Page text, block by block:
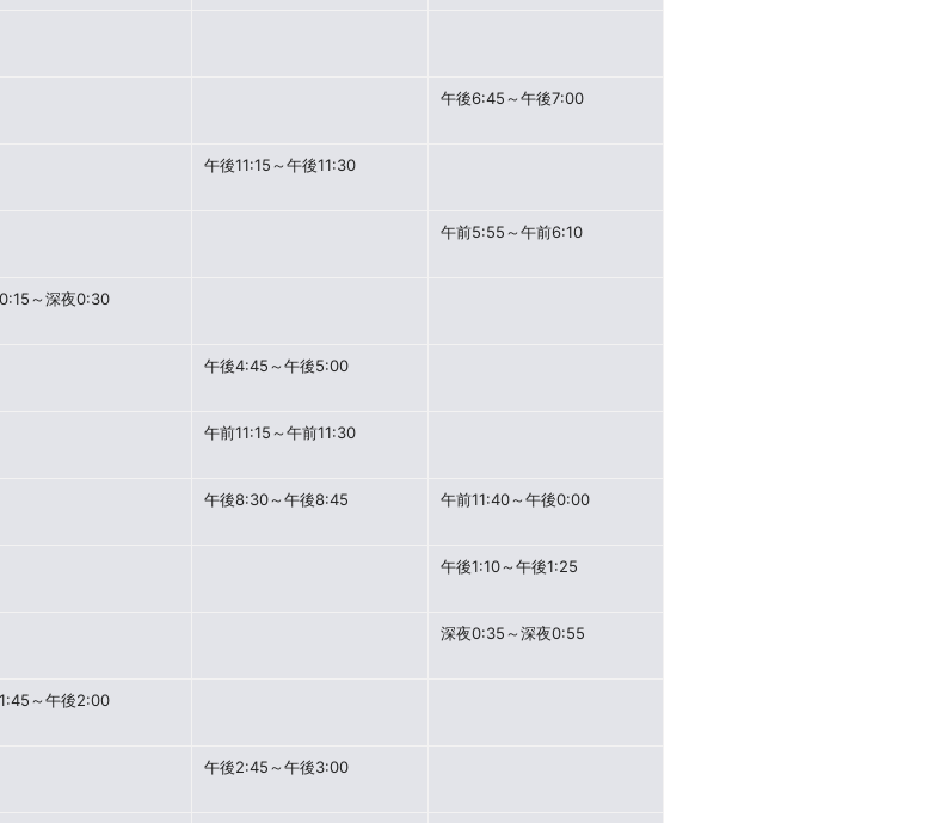
午後6:45～午後7:00
午後11:15～午後11:30
午前5:55～午前6:10
～深夜0:30
午後4:45～午後5:00
午前11:15～午前11:30
午後8:30～午後8:45 午前11:40～午後0:00
午後1:10～午後1:25
深夜0:35～深夜0:55
～午後2:00
午後2:45～午後3:00